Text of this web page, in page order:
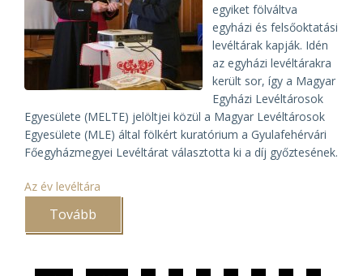
egyiket fölváltva
egyházi és felsőoktatási
levéltárak kapják. Idén
az egyházi levéltárakra
került sor, így a Magyar
Egyházi Levéltárosok
Egyesülete (MELTE) jelöltjei közül a Magyar Levéltárosok
Egyesülete (MLE) által fölkért kuratórium a Gyulafehérvári
Főegyházmegyei Levéltárat választotta ki a díj győztesének.
Az év levéltára
Tovább
Főegyházmegyei
lett